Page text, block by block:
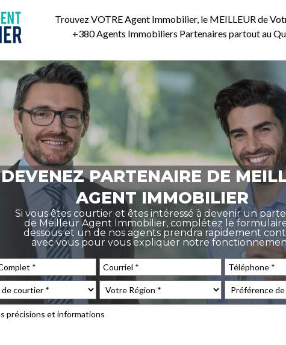
Trouvez VOTRE Agent Immobilier, le MEILLEUR de
+380 Agents Immobiliers Partenaires partout au
DEVENEZ PARTENAIRE DE
AGENT IMMOBILIER
Si vous êtes courtier et êtes intéressé à devenir un
de Meilleur Agent Immobilier, complétez le
dessous et un de nos agents prendra rapidement
avec vous pour vous expliquer notre